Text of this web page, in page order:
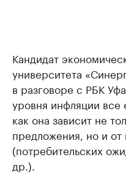
Кандидат
университета
в разговоре с РБК
уровня инфляции все
как она зависит не
предложения, но и
(потребительских
др.).